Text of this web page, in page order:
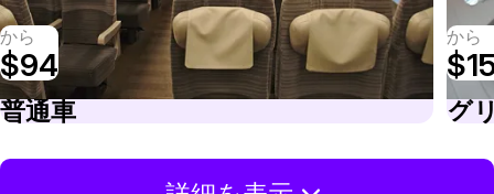
から
$94
普通車
から
グ